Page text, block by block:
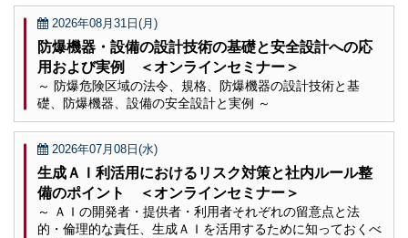
2026年08月31日(月)
防爆機器・設備の設計技術の基礎と安全設計への応
用および実例 ＜オンラインセミナー＞
～ 防爆危険区域の法令、規格、防爆機器の設計技術と基
礎、防爆機器、設備の安全設計と実例 ～
2026年07月08日(水)
生成ＡＩ利活用におけるリスク対策と社内ルール整
備のポイント ＜オンラインセミナー＞
～ ＡＩの開発者・提供者・利用者それぞれの留意点と法
的・倫理的な責任、生成ＡＩを活用するために知っておくべ